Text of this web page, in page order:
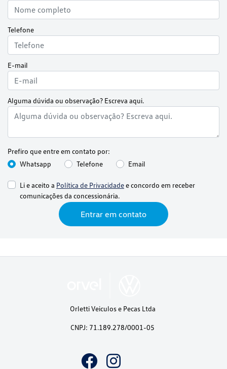
Telefone
E-mail
Alguma dúvida ou observação? Escreva aqui.
Prefiro que entre em contato por:
Whatsapp
Telefone Email
Li e aceito a Política de Privacidadee concordo em receber
comunicações da concessionária.
Entrar em contato
Orletti Veiculos e Pecas Ltda
CNPJ: 71.189.278/0001-05